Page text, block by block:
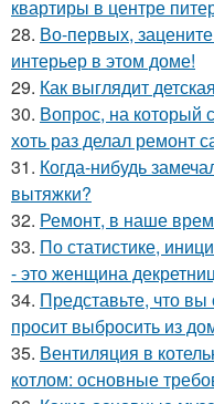
квартиры в центре
28. Во-первых,
интерьер в этом доме!
29. Как выглядит
30. Вопрос, на который
хоть раз делал ремонт
31. Когда-нибудь
вытяжки?
32. Ремонт, в наше
33. По статистике,
- это женщина
34. Представьте, что
просит выбросить из
35. Вентиляция в
котлом: основные